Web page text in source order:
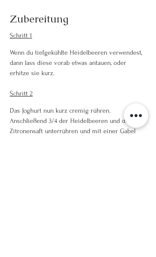
Zubereitung
Schritt 1
Wenn du tiefgekühlte Heidelbeeren verwendest,
dann lass diese vorab etwas antauen, oder
erhitze sie kurz.
Schritt 2
Das Joghurt nun kurz cremig rühren.
Anschließend 3/4 der Heidelbeeren und den
Zitronensaft unterrühren und mit einer Gabel